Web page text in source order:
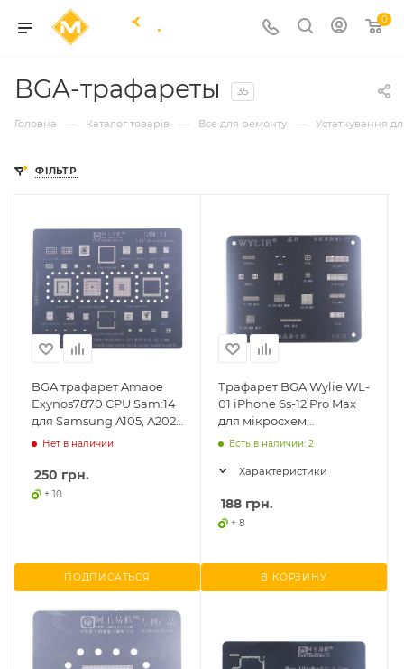
0
BGA-трафареты 35
Головна — Каталог товарів — Все для ремонту — Устаткування
ФІЛЬТР
BGA трафарет Amaoe
Exynos7870 CPU Sam:14
для Samsung A105, A202,
A305, A40s A407, A505,
Нет в наличии
250 грн.
+ 10
ПОДПИСАТЬСЯ
Трафарет BGA Wylie WL-
01 iPhone 6s-12 Pro Max
для мікросхем
керування сенсором
Есть в наличии: 2
Характеристики
188 грн.
+ 8
В КОРЗИНУ